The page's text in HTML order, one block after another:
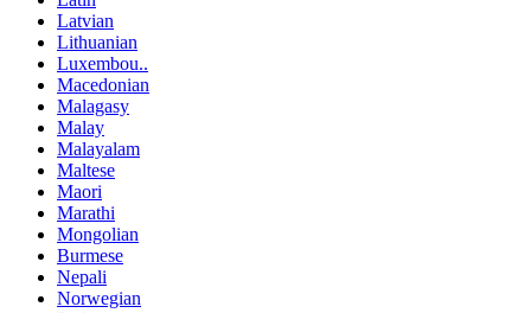
Latvian
Lithuanian
Luxembou..
Macedonian
Malagasy
Malay
Malayalam
Maltese
Maori
Marathi
Mongolian
Burmese
Nepali
Norwegian